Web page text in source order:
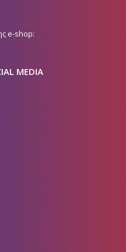
e-shop:
MEDIA